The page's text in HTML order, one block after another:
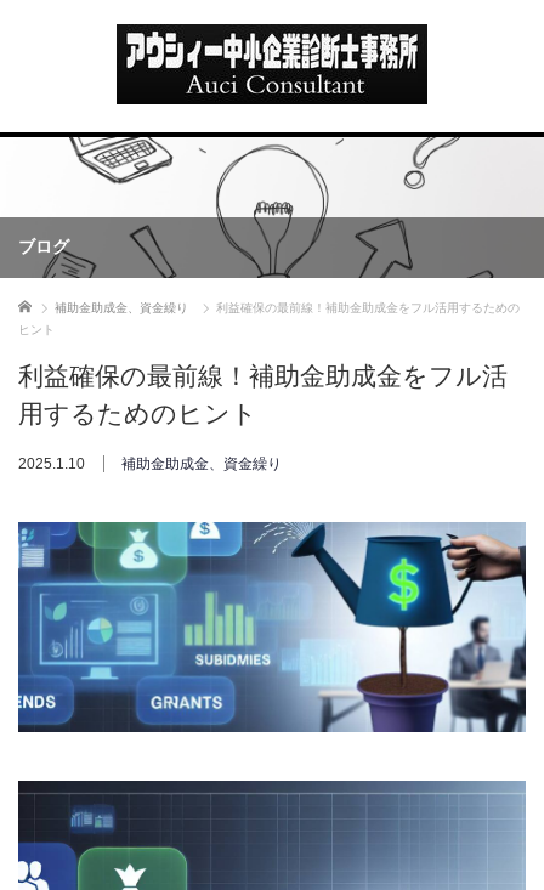
ブログ
ホーム 補助金助成金、資金繰り
利益確保の最前線！補助金助成金をフル活用するための
ヒント
利益確保の最前線！補助金助成金をフル活
用するためのヒント
2025.1.10 補助金助成金、資金繰り